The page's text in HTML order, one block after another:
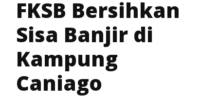
FKSB Bersihkan
Sisa Banjir di
Kampung
Caniago